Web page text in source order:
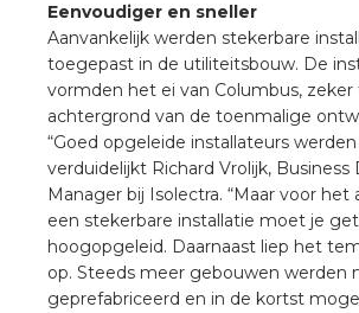
Eenvoudiger en sneller
Aanvankelijk werden stekerbare
toegepast in de utiliteitsbouw. De
vormden het ei van Columbus,
achtergrond van de toenmalige
“Goed opgeleide installateurs werden
verduidelijkt Richard Vrolijk,
Manager bij Isolectra. “Maar voor het
een stekerbare installatie moet je
hoogopgeleid. Daarnaast liep het
op. Steeds meer gebouwen werden
geprefabriceerd en in de kortst
stekerbare vlakkabel
GST®
RST®